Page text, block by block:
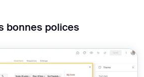
bonnes polices